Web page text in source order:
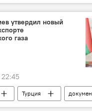
Хикмет Гаджиев
Физулинский район
район
утвердил новый
газа
Турция
подписание